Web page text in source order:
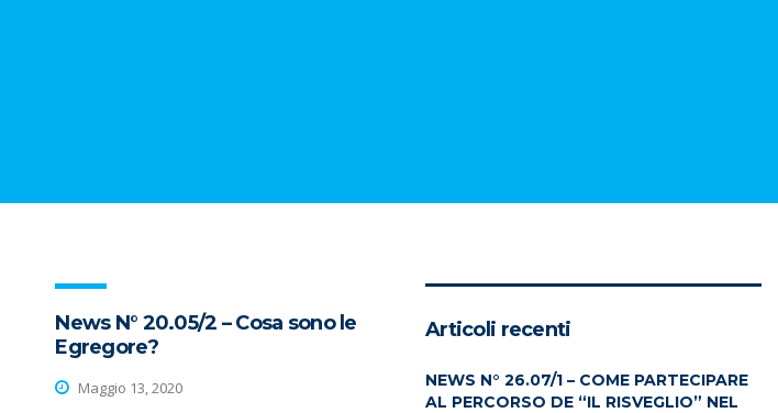
News N° 20.05/2 – Cosa sono le
Egregore?
Maggio 13, 2020
Articoli recenti
NEWS N° 26.07/1 – COME PARTECIPARE
AL PERCORSO DE “IL RISVEGLIO” NEL